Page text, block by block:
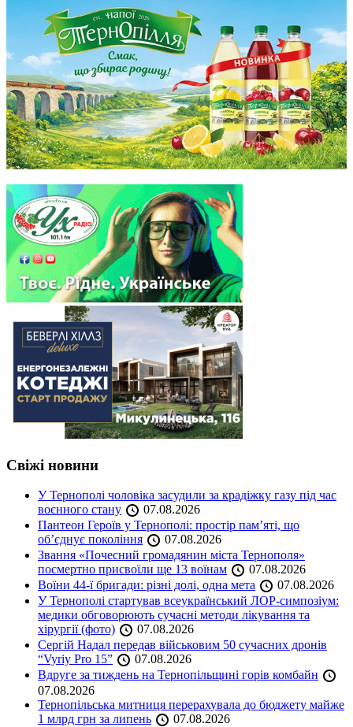
Свіжі новини
У Тернополі чоловіка засудили за крадіжку газу під час
воєнного стану
07.08.2026
Пантеон Героїв у Тернополі: простір пам’яті, що
об’єднує покоління
07.08.2026
Звання «Почесний громадянин міста Тернополя»
посмертно присвоїли ще 13 воїнам
07.08.2026
Воїни 44-ї бригади: різні долі, одна мета
07.08.2026
У Тернополі стартував всеукраїнський ЛОР-симпозіум:
медики обговорюють сучасні методи лікування та
хірургії (фото)
07.08.2026
Сергій Надал передав військовим 50 сучасних дронів
“Vyriy Pro 15”
07.08.2026
Вдруге за тиждень на Тернопільщині горів комбайн
07.08.2026
Тернопільська митниця перерахувала до бюджету майже
1 млрд грн за липень
07.08.2026